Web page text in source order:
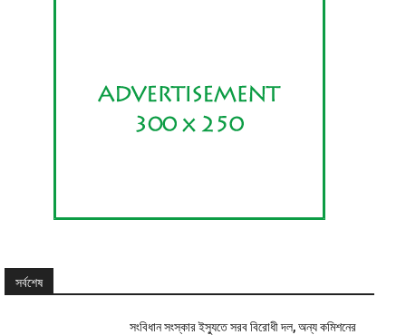
সর্বশেষ
সংবিধান সংস্কার ইস্যুতে সরব বিরোধী দল, অন্য কমিশনের